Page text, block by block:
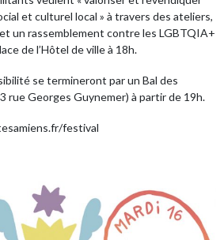
et culturel local » à travers des ateliers,
un rassemblement contre les LGBTQIA+
de l’Hôtel de ville à 18h.
se termineront par un Bal des
rue Georges Guynemer) à partir de 19h.
festival